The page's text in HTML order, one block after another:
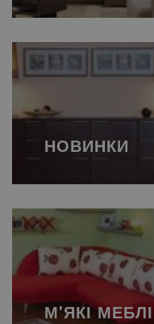
НОВИНКИ
М'ЯКІ МЕБЛІ